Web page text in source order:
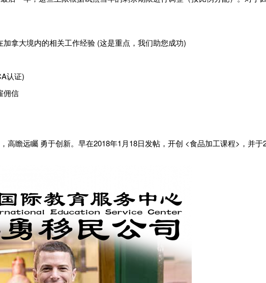
拿大境内的相关工作经验 (这是重点，我们助您成功)
认证)
佣信
高瞻远矚 勇于创新。早在2018年1月18日发帖，开创 <食品加工课程>， 并于